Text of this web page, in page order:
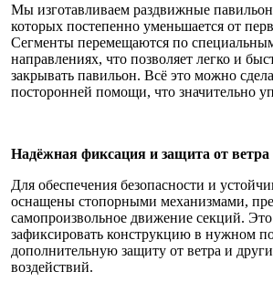
Мы изготавливаем раздвижные
которых постепенно уменьшается от
Сегменты перемещаются по
направлениях, что позволяет легко и
закрывать павильон. Всё это можно
посторонней помощи, что значительно
Надёжная фиксация и защита от ветра
Для обеспечения безопасности и
оснащены стопорными механизмами,
самопроизвольное движение секций.
зафиксировать конструкцию в нужном
дополнительную защиту от ветра и
воздействий.